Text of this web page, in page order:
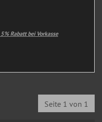
5% Rabatt bei Vorkasse
Seite 1 von 1